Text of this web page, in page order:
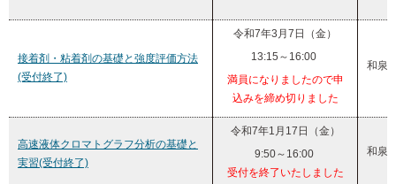
接着剤・粘着剤の基礎と強度評価方法
(受付終了)
令和7年3月7日（金）
13:15～16:00
満員になりましたので申
込みを締め切りました
和泉
高速液体クロマトグラフ分析の基礎と
実習(受付終了)
令和7年1月17日（金）
9:50～16:00
受付を終了いたしました
和泉